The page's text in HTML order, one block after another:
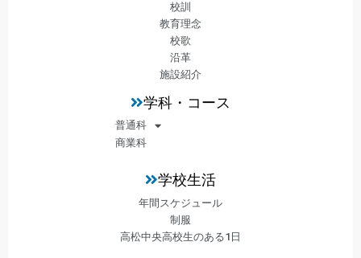
校訓
教育理念
校歌
沿革
施設紹介
学科・コース
普通科
商業科
学校生活
年間スケジュール
制服
高松中央高校生のある1日